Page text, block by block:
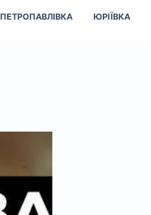
ПЕТРОПАВЛІВКА ЮРІЇВКА